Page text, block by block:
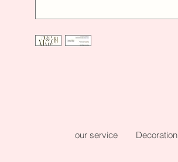
our service Decoration